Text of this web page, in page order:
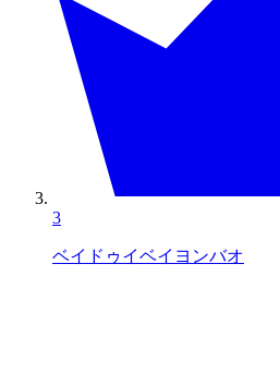
3
ベイドゥイベイヨンバオ